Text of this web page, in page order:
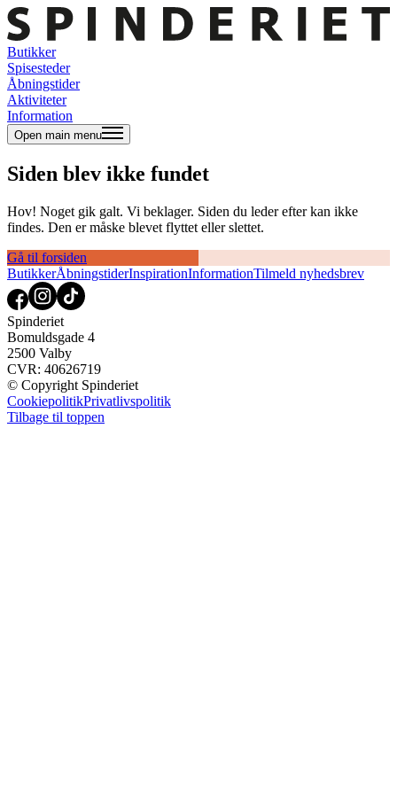
Butikker
Spisesteder
Åbningstider
Aktiviteter
Information
Open main menu
Siden blev ikke fundet
Hov! Noget gik galt. Vi beklager. Siden du leder efter kan ikke
findes. Den er måske blevet flyttet eller slettet.
Gå til forsiden
ButikkerÅbningstiderInspirationInformationTilmeld nyhedsbrev
Spinderiet
Bomuldsgade 4
2500 Valby
CVR: 40626719
© Copyright Spinderiet
CookiepolitikPrivatlivspolitik
Tilbage til toppen